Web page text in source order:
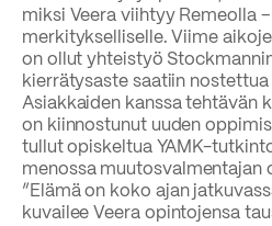
miksi Veera viihtyy Remeolla
merkitykselliselle. Viime
on ollut yhteistyö
kierrätysaste saatiin
Asiakkaiden kanssa tehtävän
on kiinnostunut uuden
tullut opiskeltua YAMK-
menossa muutosvalmentajan
”Elämä on koko ajan
kuvailee Veera opintojensa